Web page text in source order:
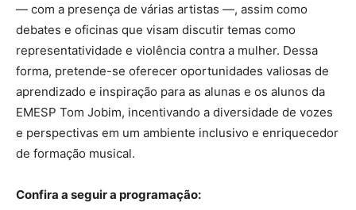
— com a presença de várias artistas —, assim como
debates e oficinas que visam discutir temas como
representatividade e violência contra a mulher. Dessa
forma, pretende-se oferecer oportunidades valiosas de
aprendizado e inspiração para as alunas e os alunos da
EMESP Tom Jobim, incentivando a diversidade de vozes
e perspectivas em um ambiente inclusivo e enriquecedor
de formação musical.
Confira a seguir a programação: